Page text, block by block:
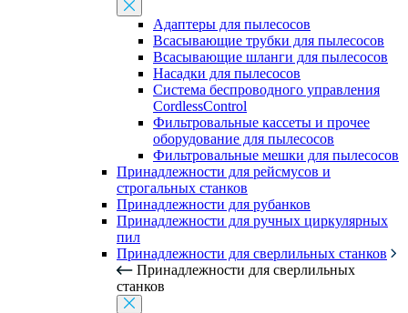
Адаптеры для пылесосов
Всасывающие трубки для пылесосов
Всасывающие шланги для пылесосов
Насадки для пылесосов
Система беспроводного управления
CordlessControl
Фильтровальные кассеты и прочее
оборудование для пылесосов
Фильтровальные мешки для пылесосов
Принадлежности для рейсмусов и
строгальных станков
Принадлежности для рубанков
Принадлежности для ручных циркулярных
пил
Принадлежности для сверлильных станков
Принадлежности для сверлильных
станков